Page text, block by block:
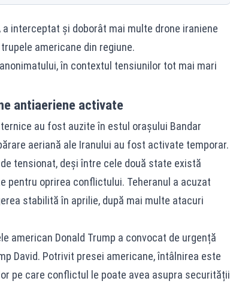
interceptat și doborât mai multe drone iraniene
americane din regiune.
în contextul tensiunilor tot mai mari
antiaeriene activate
au fost auzite în estul orașului Bandar
aeriană ale Iranului au fost activate temporar.
tensionat, deși între cele două state există
oprirea conflictului. Teheranul a acuzat
stabilită în aprilie, după mai multe atacuri
american Donald Trump a convocat de urgență
David. Potrivit presei americane, întâlnirea este
pe care conflictul le poate avea asupra securității